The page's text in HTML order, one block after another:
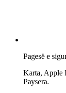
Pagesë e
Karta, Apple
Paysera.